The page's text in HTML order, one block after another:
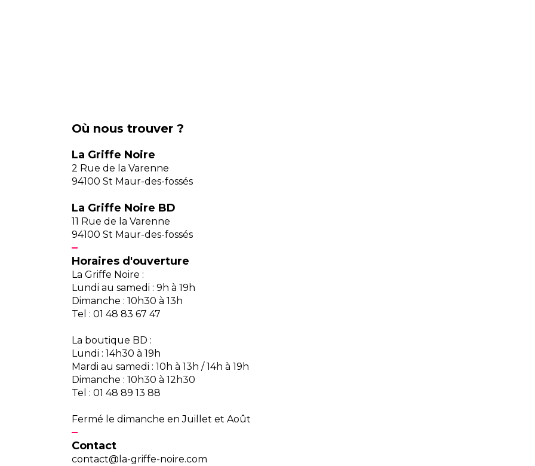
Où nous trouver ?
La Griffe Noire
2 Rue de la Varenne
94100 St Maur-des-fossés
La Griffe Noire BD
11 Rue de la Varenne
94100 St Maur-des-fossés
Horaires d'ouverture
La Griffe Noire :
Lundi au samedi : 9h à 19h
Dimanche : 10h30 à 13h
Tel : 01 48 83 67 47
La boutique BD :
Lundi : 14h30 à 19h
Mardi au samedi : 10h à 13h / 14h à 19h
Dimanche : 10h30 à 12h30
Tel : 01 48 89 13 88
Fermé le dimanche en Juillet et Août
Contact
contact@la-griffe-noire.com